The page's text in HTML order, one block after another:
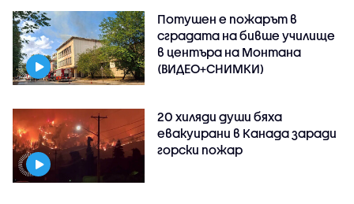
Потушен е пожарът в
сградата на бивше училище
в центъра на Монтана
(ВИДЕО+СНИМКИ)
20 хиляди души бяха
евакуирани в Канада заради
горски пожар